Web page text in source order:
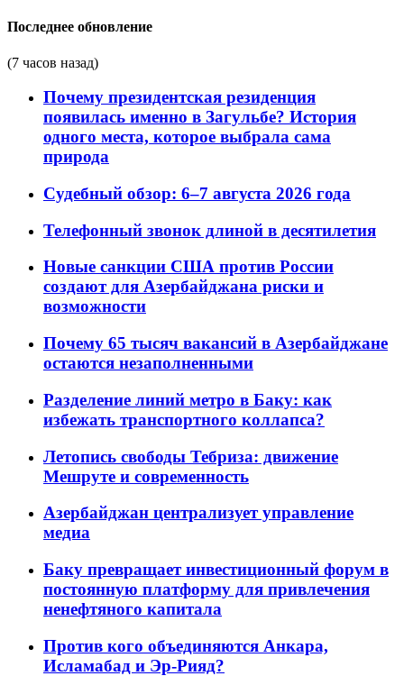
Последнее обновление
(7 часов назад)
Почему президентская резиденция
появилась именно в Загульбе? История
одного места, которое выбрала сама
природа
Судебный обзор: 6–7 августа 2026 года
Телефонный звонок длиной в десятилетия
Новые санкции США против России
создают для Азербайджана риски и
возможности
Почему 65 тысяч вакансий в Азербайджане
остаются незаполненными
Разделение линий метро в Баку: как
избежать транспортного коллапса?
Летопись свободы Тебриза: движение
Мешруте и современность
Азербайджан централизует управление
медиа
Баку превращает инвестиционный форум в
постоянную платформу для привлечения
ненефтяного капитала
Против кого объединяются Анкара,
Исламабад и Эр-Рияд?